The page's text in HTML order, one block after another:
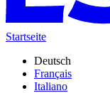
Startseite
Deutsch
Français
Italiano